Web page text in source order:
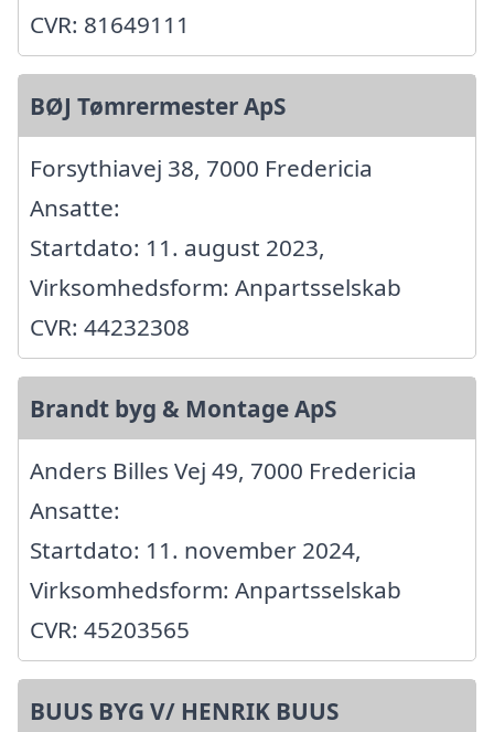
CVR: 81649111
BØJ Tømrermester ApS
Forsythiavej 38, 7000 Fredericia
Ansatte:
Startdato: 11. august 2023,
Virksomhedsform: Anpartsselskab
CVR: 44232308
Brandt byg & Montage ApS
Anders Billes Vej 49, 7000 Fredericia
Ansatte:
Startdato: 11. november 2024,
Virksomhedsform: Anpartsselskab
CVR: 45203565
BUUS BYG V/ HENRIK BUUS